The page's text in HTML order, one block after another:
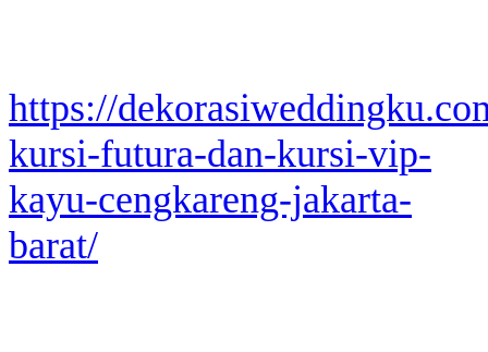
https://
kursi-futura-dan-kursi-vip-
kayu-cengkareng-jakarta-
barat/